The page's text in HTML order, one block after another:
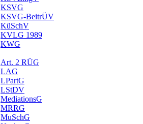
KSVG
KSVG-BeitrÜV
KüSchV
KVLG 1989
KWG
Art. 2 RÜG
LAG
LPartG
LStDV
MediationsG
MRRG
MuSchG